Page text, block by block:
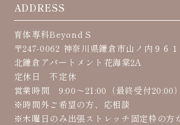
ADDRESS
育体専科Beyond S
〒247-0062 神奈川県鎌倉市山ノ内９６１
北鎌倉アパートメント花海棠2A
定休日 不定休
営業時間 9:00〜21:00（最終受付20:00）
※時間外ご希望の方、応相談
※木曜日のみ出張ストレッチ固定枠の方